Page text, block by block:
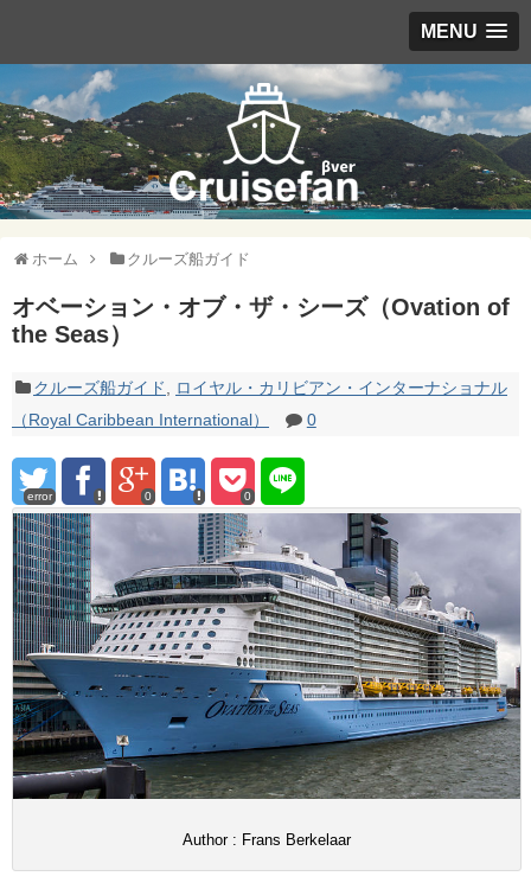
MENU
ホーム クルーズ船ガイド
オベーション・オブ・ザ・シーズ（Ovation of
the Seas）
クルーズ船ガイド
ロイヤル・カリビアン・インターナショナル
（Royal Caribbean International）
0
error 0 0
Author : Frans Berkelaar